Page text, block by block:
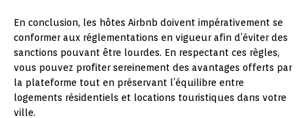
En conclusion, les hôtes Airbnb doivent impérativement se
conformer aux réglementations en vigueur afin d’éviter des
sanctions pouvant être lourdes. En respectant ces règles,
vous pouvez profiter sereinement des avantages offerts par
la plateforme tout en préservant l’équilibre entre
logements résidentiels et locations touristiques dans votre
ville.